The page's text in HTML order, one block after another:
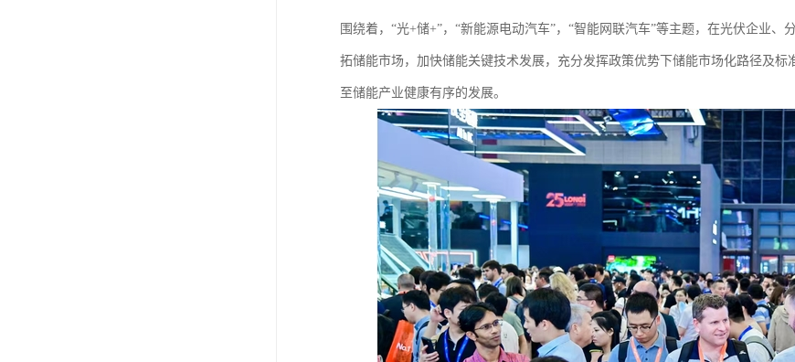
围绕着，“光+储+”，“新能源电动汽车”，“智能网联汽车”等主题，在光伏企业
拓储能市场，加快储能关键技术发展，充分发挥政策优势下储能市场化路径及
至储能产业健康有序的发展。